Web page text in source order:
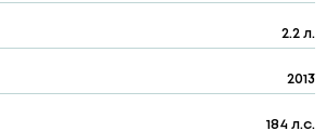
2.2 л.
2013
184 л.с.